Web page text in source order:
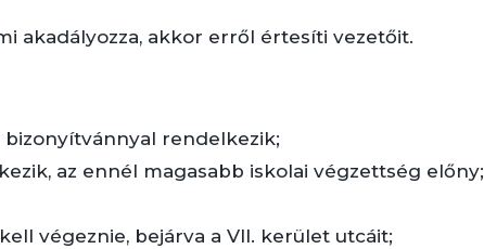
akadályozza, akkor erről értesíti vezetőit.
rendelkezik;
az ennél magasabb iskolai végzettség előny;
végeznie, bejárva a VII. kerület utcáit;